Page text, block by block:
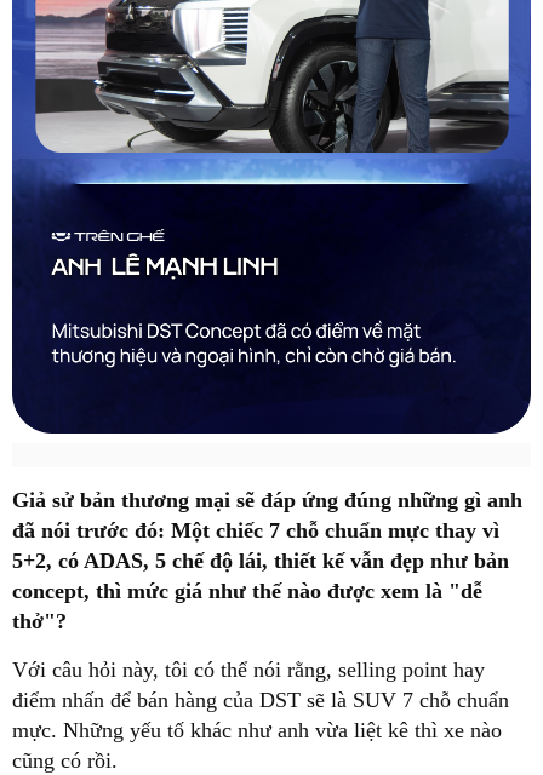
Giả sử bản thương mại sẽ đáp ứng đúng những gì anh
đã nói trước đó: Một chiếc 7 chỗ chuẩn mực thay vì
5+2, có ADAS, 5 chế độ lái, thiết kế vẫn đẹp như bản
concept, thì mức giá như thế nào được xem là "dễ
thở"?
Với câu hỏi này, tôi có thể nói rằng, selling point hay
điểm nhấn để bán hàng của DST sẽ là SUV 7 chỗ chuẩn
mực. Những yếu tố khác như anh vừa liệt kê thì xe nào
cũng có rồi.